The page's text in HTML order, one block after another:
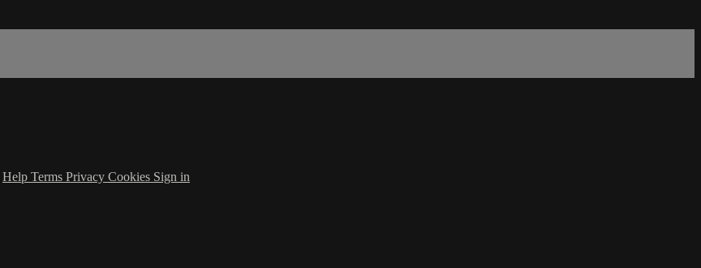
Help Terms Privacy Cookies Sign in